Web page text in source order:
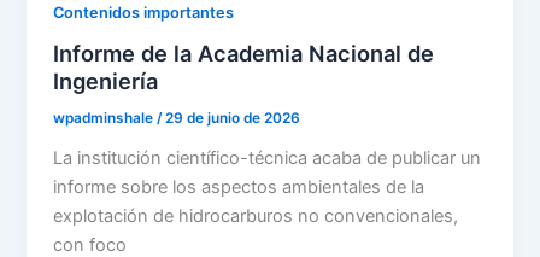
Contenidos importantes
Informe de la Academia Nacional de
Ingeniería
wpadminshale/29 de junio de 2026
La institución científico-técnica acaba de publicar un
informe sobre los aspectos ambientales de la
explotación de hidrocarburos no convencionales,
con foco